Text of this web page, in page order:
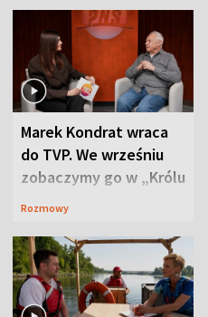
Marek Kondrat wraca
do TVP. We wrześniu
zobaczymy go w „Królu
Maciusiu I”
Rozmowy